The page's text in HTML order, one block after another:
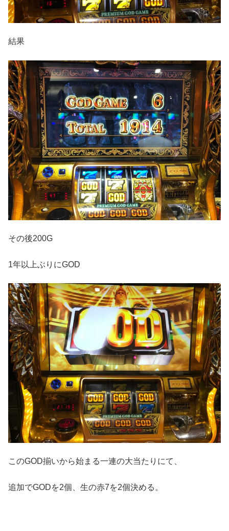
結果
その後200G
1年以上ぶりにGOD
このGOD揃いから始まる一連の大当たりにて、
追加でGODを2個、生の赤7を2個決める。